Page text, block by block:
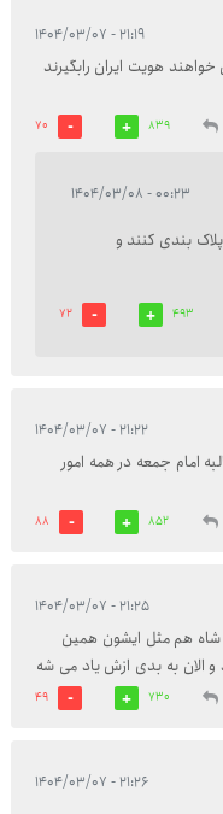
۲۱:۱۹ - ۱۴۰۴/۰۳/۰۷
هویت ایران رابگیرند
839
70
۰۰:۲۳ - ۱۴۰۴/۰۳/۰۸
پلاک بندی کنند و
493
72
۲۱:۲۲ - ۱۴۰۴/۰۳/۰۷
امام جمعه در همه امور
852
88
۲۱:۲۵ - ۱۴۰۴/۰۳/۰۷
شاه هم مثل ایشون همین
و الان به بدی ازش یاد می شه
730
49
۲۱:۲۶ - ۱۴۰۴/۰۳/۰۷